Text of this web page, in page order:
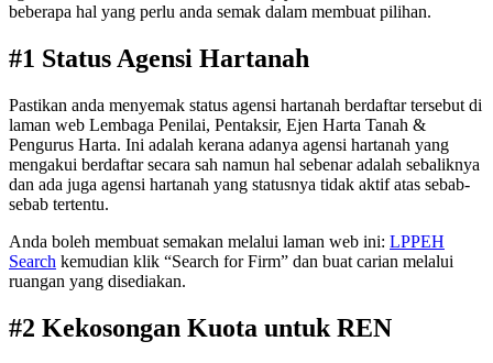
beberapa hal yang perlu anda semak dalam membuat pilihan.
#1 Status Agensi Hartanah
Pastikan anda menyemak status agensi hartanah berdaftar tersebut di
laman web Lembaga Penilai, Pentaksir, Ejen Harta Tanah &
Pengurus Harta. Ini adalah kerana adanya agensi hartanah yang
mengakui berdaftar secara sah namun hal sebenar adalah sebaliknya
dan ada juga agensi hartanah yang statusnya tidak aktif atas sebab-
sebab tertentu.
Anda boleh membuat semakan melalui laman web ini: LPPEH
Search kemudian klik “Search for Firm” dan buat carian melalui
ruangan yang disediakan.
#2 Kekosongan Kuota untuk REN